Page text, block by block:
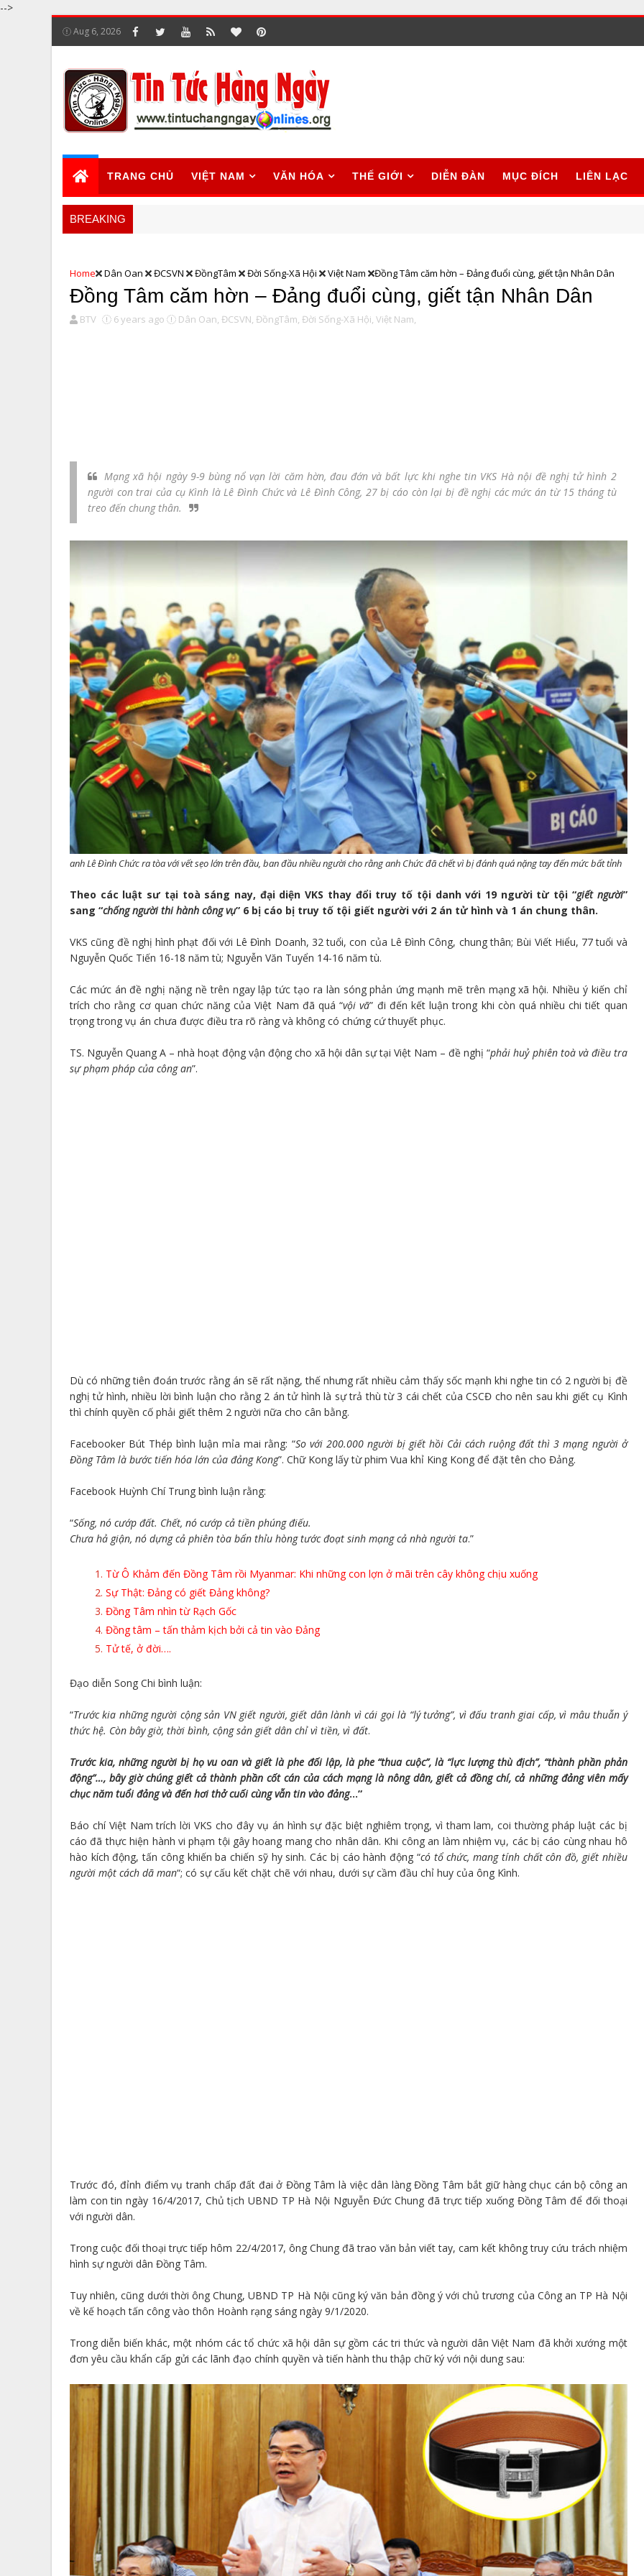
-->
Aug 6, 2026
TRANG CHỦ VIỆT NAM VĂN HÓA THẾ GIỚI DIỄN ĐÀN MỤC ĐÍCH LIÊN LẠC
BREAKING
Home Dân Oan ĐCSVN ĐồngTâm Đời Sống-Xã Hội Việt Nam Đồng Tâm căm hờn – Đảng đuổi cùng, giết tận Nhân Dân
Đồng Tâm căm hờn – Đảng đuổi cùng, giết tận Nhân Dân
BTV 6 years ago Dân Oan, ĐCSVN, ĐồngTâm, Đời Sống-Xã Hội, Việt Nam,
Mạng xã hội ngày 9-9 bùng nổ vạn lời căm hờn, đau đớn và bất lực khi nghe tin VKS Hà nội đề nghị tử hình 2
người con trai của cụ Kình là Lê Đình Chức và Lê Đình Công, 27 bị cáo còn lại bị đề nghị các mức án từ 15 tháng tù
treo đến chung thân.
anh Lê Đình Chức ra tòa với vết sẹo lớn trên đầu, ban đầu nhiều người cho rằng anh Chức đã chết vì bị đánh quá nặng tay đến mức bất tỉnh
Theo các luật sư tại toà sáng nay, đại diện VKS thay đổi truy tố tội danh với 19 người từ tội “giết người”
sang “chống người thi hành công vụ” 6 bị cáo bị truy tố tội giết người với 2 án tử hình và 1 án chung thân.
VKS cũng đề nghị hình phạt đối với Lê Đình Doanh, 32 tuổi, con của Lê Đình Công, chung thân; Bùi Viết Hiểu, 77 tuổi và
Nguyễn Quốc Tiến 16-18 năm tù; Nguyễn Văn Tuyển 14-16 năm tù.
Các mức án đề nghị nặng nề trên ngay lập tức tạo ra làn sóng phản ứng mạnh mẽ trên mạng xã hội. Nhiều ý kiến chỉ
trích cho rằng cơ quan chức năng của Việt Nam đã quá “vội vã” đi đến kết luận trong khi còn quá nhiều chi tiết quan
trọng trong vụ án chưa được điều tra rõ ràng và không có chứng cứ thuyết phục.
TS. Nguyễn Quang A – nhà hoạt động vận động cho xã hội dân sự tại Việt Nam – đề nghị “phải huỷ phiên toà và điều tra
sự phạm pháp của công an”.
Dù có những tiên đoán trước rằng án sẽ rất nặng, thế nhưng rất nhiều cảm thấy sốc mạnh khi nghe tin có 2 người bị đề
nghị tử hình, nhiều lời bình luận cho rằng 2 án tử hình là sự trả thù từ 3 cái chết của CSCĐ cho nên sau khi giết cụ Kình
thì chính quyền cố phải giết thêm 2 người nữa cho cân bằng.
Facebooker Bút Thép bình luận mỉa mai rằng: “So với 200.000 người bị giết hồi Cải cách ruộng đất thì 3 mạng người ở
Đồng Tâm là bước tiến hóa lớn của đảng Kong”. Chữ Kong lấy từ phim Vua khỉ King Kong để đặt tên cho Đảng.
Facebook Huỳnh Chí Trung bình luận rằng:
“Sống, nó cướp đất. Chết, nó cướp cả tiền phúng điếu.
Chưa hả giận, nó dựng cả phiên tòa bẩn thỉu hòng tước đoạt sinh mạng cả nhà người ta.”
Từ Ô Khảm đến Đồng Tâm rồi Myanmar: Khi những con lợn ở mãi trên cây không chịu xuống
Sự Thật: Đảng có giết Đảng không?
Đồng Tâm nhìn từ Rạch Gốc
Đồng tâm – tấn thảm kịch bởi cả tin vào Đảng
Tử tế, ở đời….
Đạo diễn Song Chi bình luận:
“Trước kia những người cộng sản VN giết người, giết dân lành vì cái gọi là “lý tưởng”, vì đấu tranh giai cấp, vì mâu thuẫn ý
thức hệ. Còn bây giờ, thời bình, cộng sản giết dân chỉ vì tiền, vì đất.
Trước kia, những người bị họ vu oan và giết là phe đối lập, là phe “thua cuộc”, là “lực lượng thù địch”, “thành phần phản
động”…, bây giờ chúng giết cả thành phần cốt cán của cách mạng là nông dân, giết cả đồng chí, cả những đảng viên mấy
chục năm tuổi đảng và đến hơi thở cuối cùng vẫn tin vào đảng…”
Báo chí Việt Nam trích lời VKS cho đây vụ án hình sự đặc biệt nghiêm trọng, vì tham lam, coi thường pháp luật các bị
cáo đã thực hiện hành vi phạm tội gây hoang mang cho nhân dân. Khi công an làm nhiệm vụ, các bị cáo cùng nhau hô
hào kích động, tấn công khiến ba chiến sỹ hy sinh. Các bị cáo hành động “có tổ chức, mang tính chất côn đồ, giết nhiều
người một cách dã man“; có sự cấu kết chặt chẽ với nhau, dưới sự cầm đầu chỉ huy của ông Kình.
Trước đó, đỉnh điểm vụ tranh chấp đất đai ở Đồng Tâm là việc dân làng Đồng Tâm bắt giữ hàng chục cán bộ công an
làm con tin ngày 16/4/2017, Chủ tịch UBND TP Hà Nội Nguyễn Đức Chung đã trực tiếp xuống Đồng Tâm để đối thoại
với người dân.
Trong cuộc đối thoại trực tiếp hôm 22/4/2017, ông Chung đã trao văn bản viết tay, cam kết không truy cứu trách nhiệm
hình sự người dân Đồng Tâm.
Tuy nhiên, cũng dưới thời ông Chung, UBND TP Hà Nội cũng ký văn bản đồng ý với chủ trương của Công an TP Hà Nội
về kế hoạch tấn công vào thôn Hoành rạng sáng ngày 9/1/2020.
Trong diễn biến khác, một nhóm các tổ chức xã hội dân sự gồm các tri thức và người dân Việt Nam đã khởi xướng một
đơn yêu cầu khẩn cấp gửi các lãnh đạo chính quyền và tiến hành thu thập chữ ký với nội dung sau: